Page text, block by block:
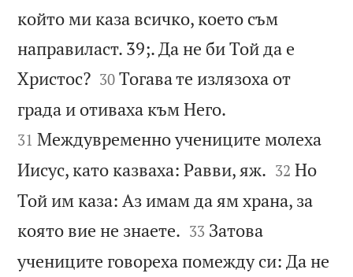
който ми каза всичко, което съм
направиласт. 39;. Да не би Той да е
Христос?
30 Тогава те излязоха от
града и отиваха към Него.
31 Междувременно учениците молеха
Иисус, като казваха: Равви, яж. 

32 Но
Той им каза: Аз имам да ям храна, за
която вие не знаете. 

33 Затова
учениците говореха помежду си: Да не